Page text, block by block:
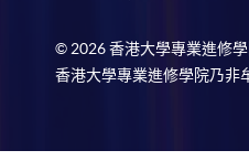
© 2026 香港大學專業進修
香港大學專業進修學院乃非